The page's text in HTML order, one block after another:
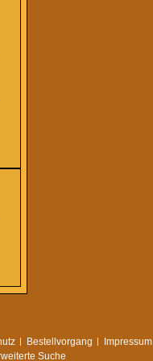
Bestellvorgang
Impressum
Suche